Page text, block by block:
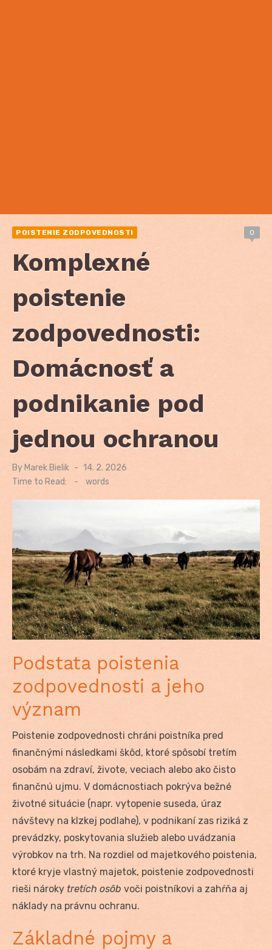
POISTENIE ZODPOVEDNOSTI 0
Komplexné
poistenie
zodpovednosti:
Domácnosť a
podnikanie pod
jednou ochranou
By Marek Bielik
Posted
on
14. 2. 2026
Time to Read:
- words
Podstata poistenia
zodpovednosti a jeho
význam
Poistenie zodpovednosti chráni poistníka pred
finančnými následkami škôd, ktoré spôsobí tretím
osobám na zdraví, živote, veciach alebo ako čisto
finančnú ujmu. V domácnostiach pokrýva bežné
životné situácie (napr. vytopenie suseda, úraz
návštevy na klzkej podlahe), v podnikaní zas riziká z
prevádzky, poskytovania služieb alebo uvádzania
výrobkov na trh. Na rozdiel od majetkového poistenia,
ktoré kryje vlastný majetok, poistenie zodpovednosti
rieši nároky tretích osôb voči poistníkovi a zahŕňa aj
náklady na právnu ochranu.
Základné pojmy a